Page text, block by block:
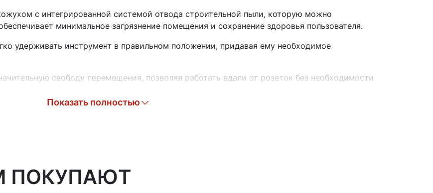
с интегрированной системой отвода строительной пыли, которую можно
минимальное загрязнение помещения и сохранение здоровья пользователя.
удерживать инструмент в правильном положении, придавая ему необходимое
свободу перемещения, позволяя работать вдали от розеток без необходимости
Показать полностью
ПОКУПАЮТ